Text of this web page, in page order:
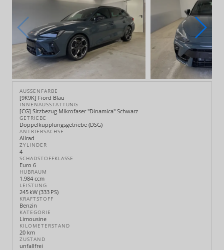
AUSSENFARBE
[9K9K] Fiord Blau
INNENAUSSTATTUNG
[CG] Sitzbezug Mikrofaser "Dinamica" Schwarz
GETRIEBE
Doppelkupplungsgetriebe (DSG)
ANTRIEBSACHSE
Allrad
ZYLINDER
4
SCHADSTOFFKLASSE
Euro 6
HUBRAUM
1.984 ccm
LEISTUNG
245 kW (333 PS)
KRAFTSTOFF
Benzin
KATEGORIE
Limousine
KILOMETERSTAND
20 km
ZUSTAND
unfallfrei